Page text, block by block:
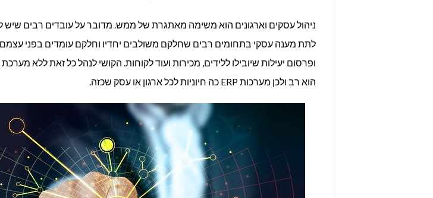
ניהול עסקים וארגונים הוא משימה מאתגרת של ממש. מדובר על עובדים רבים שיש
לתת מענה עסקי בתחומים רבים שחלקם משולבים יחדיו וחלקם עומדים בפני עצמם
ופרסום יעילות שיובילו ללידים, מכירות ועוד לקוחות. הקושי לנהל כל זאת ללא
הוא רב ולכן מערכות ERP כה חיוניות לכל ארגון או עסק שכזה.